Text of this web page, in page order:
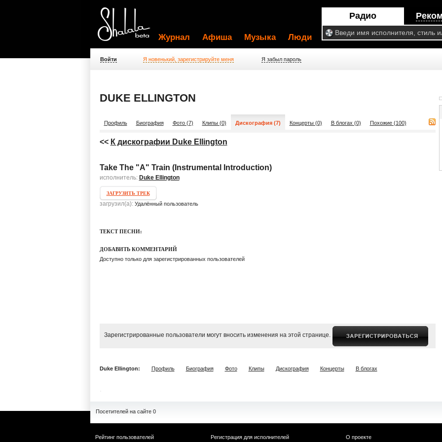
Радио
Журнал Афиша Музыка Люди
Войти Я новенький, зарегистрируйте меня Я забыл пароль
DUKE ELLINGTON
Профиль Биография Фото (7) Клипы (0) Дискография (7) Концерты (0) В блогах (0) Похожие (100)
<< К дискографии Duke Ellington
Take The "A" Train (Instrumental Introduction)
исполнитель: Duke Ellington
ЗАГРУЗИТЬ ТРЕК
загрузил(а): Удалённый пользователь
ТЕКСТ ПЕСНИ:
ДОБАВИТЬ КОММЕНТАРИЙ
Доступно только для зарегистрированных пользователей
Зарегистрированные пользователи могут вносить изменения на этой странице.
Duke Ellington: Профиль Биография Фото Клипы Дискография Концерты В блогах
Посетителей на сайте 0
Рейтинг пользователей
Регистрация для исполнителей
О проекте